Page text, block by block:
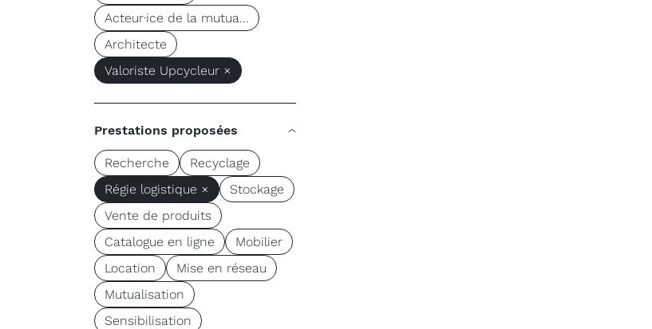
Acteur·ice de la mutua...
Architecte
Valoriste Upcycleur ×
Prestations proposées
Recherche
Recyclage
Régie logistique ×
Stockage
Vente de produits
Catalogue en ligne
Mobilier
Location
Mise en réseau
Mutualisation
Sensibilisation